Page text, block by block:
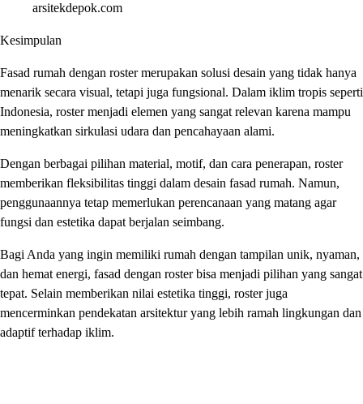
arsitekdepok.com
Kesimpulan
Fasad rumah dengan roster merupakan solusi desain yang tidak hanya
menarik secara visual, tetapi juga fungsional. Dalam iklim tropis seperti
Indonesia, roster menjadi elemen yang sangat relevan karena mampu
meningkatkan sirkulasi udara dan pencahayaan alami.
Dengan berbagai pilihan material, motif, dan cara penerapan, roster
memberikan fleksibilitas tinggi dalam desain fasad rumah. Namun,
penggunaannya tetap memerlukan perencanaan yang matang agar
fungsi dan estetika dapat berjalan seimbang.
Bagi Anda yang ingin memiliki rumah dengan tampilan unik, nyaman,
dan hemat energi, fasad dengan roster bisa menjadi pilihan yang sangat
tepat. Selain memberikan nilai estetika tinggi, roster juga
mencerminkan pendekatan arsitektur yang lebih ramah lingkungan dan
adaptif terhadap iklim.